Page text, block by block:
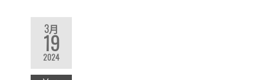
3月
19
2024